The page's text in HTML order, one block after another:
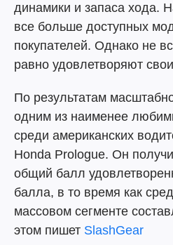
динамики и запаса хода.
все больше доступных
покупателей. Однако не
равно удовлетворяют
По результатам
одним из наименее
среди американских
Honda Prologue. Он
общий балл
балла, в то время как
массовом сегменте
этом пишет SlashGear